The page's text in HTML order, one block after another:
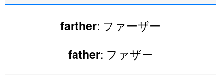
farther: ファーザー
father: ファザー